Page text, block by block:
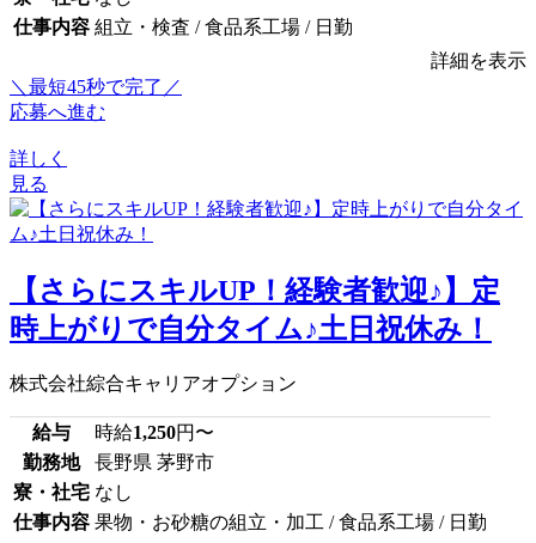
仕事内容 組立・検査 / 食品系工場 / 日勤
詳細を表示
＼最短45秒で完了／
応募へ進む
詳しく
見る
【さらにスキルUP！経験者歓迎♪】定
時上がりで自分タイム♪土日祝休み！
株式会社綜合キャリアオプション
給与 時給1,250円〜
勤務地
長野県 茅野市
寮・社宅 なし
仕事内容 果物・お砂糖の組立・加工 / 食品系工場 / 日勤